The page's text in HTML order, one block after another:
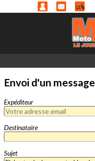
Envoi d'un message
Expéditeur
Destinataire
Sujet